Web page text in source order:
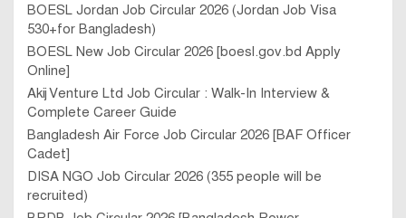
BOESL Jordan Job Circular 2026 (Jordan Job Visa
530+for Bangladesh)
BOESL New Job Circular 2026 [boesl.gov.bd Apply
Online]
Akij Venture Ltd Job Circular : Walk-In Interview &
Complete Career Guide
Bangladesh Air Force Job Circular 2026 [BAF Officer
Cadet]
DISA NGO Job Circular 2026 (355 people will be
recruited)